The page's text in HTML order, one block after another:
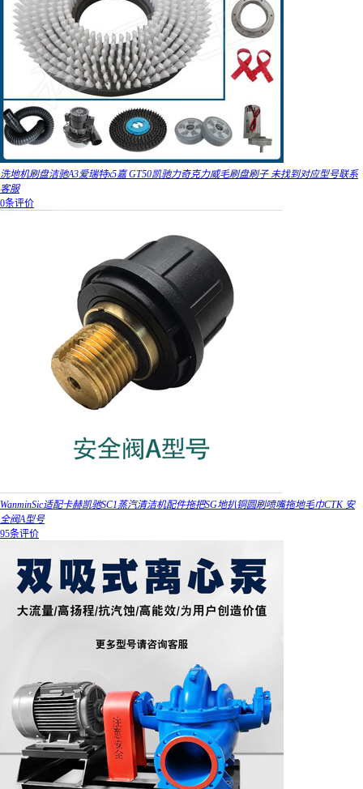
洗地机刷盘洁驰A3爱瑞特x5嘉 GT50凯驰力奇克力威毛刷盘刷子 未找到对应型号联系
客服
0条评价
WanminSic适配卡赫凯驰SC1蒸汽清洁机配件拖把SG地扒铜圆刷喷嘴拖地毛巾CTK 安
全阀A型号
95条评价